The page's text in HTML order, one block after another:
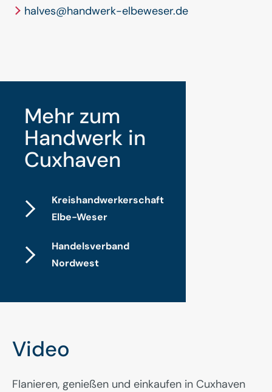
halves@handwerk-elbeweser.de
Mehr zum
Handwerk in
Cuxhaven
Kreishandwerker­schaft
Elbe-Weser
Handelsverband
Nordwest
Video
Flanieren, genießen und einkaufen in Cuxhaven